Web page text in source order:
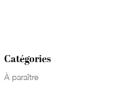
Catégories
À paraître